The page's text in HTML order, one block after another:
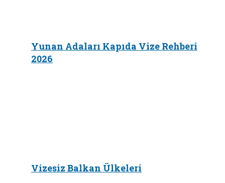
Yunan Adaları Kapıda Vize Rehberi
2026
Vizesiz Balkan Ülkeleri